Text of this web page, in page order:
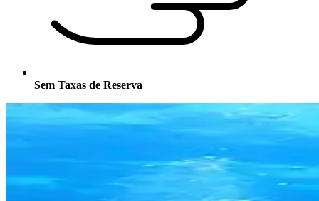
Sem Taxas de Reserva